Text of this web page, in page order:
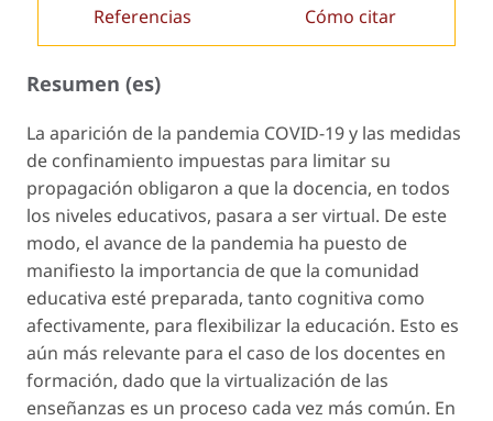
Referencias Cómo citar
Resumen (es)
La aparición de la pandemia COVID-19 y las medidas
de confinamiento impuestas para limitar su
propagación obligaron a que la docencia, en todos
los niveles educativos, pasara a ser virtual. De este
modo, el avance de la pandemia ha puesto de
manifiesto la importancia de que la comunidad
educativa esté preparada, tanto cognitiva como
afectivamente, para flexibilizar la educación. Esto es
aún más relevante para el caso de los docentes en
formación, dado que la virtualización de las
enseñanzas es un proceso cada vez más común. En